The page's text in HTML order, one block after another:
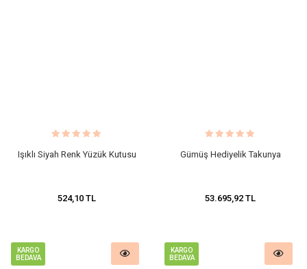
Işıklı Siyah Renk Yüzük Kutusu
524,10 TL
Gümüş Hediyelik Takunya
53.695,92 TL
KARGO
BEDAVA
KARGO
BEDAVA